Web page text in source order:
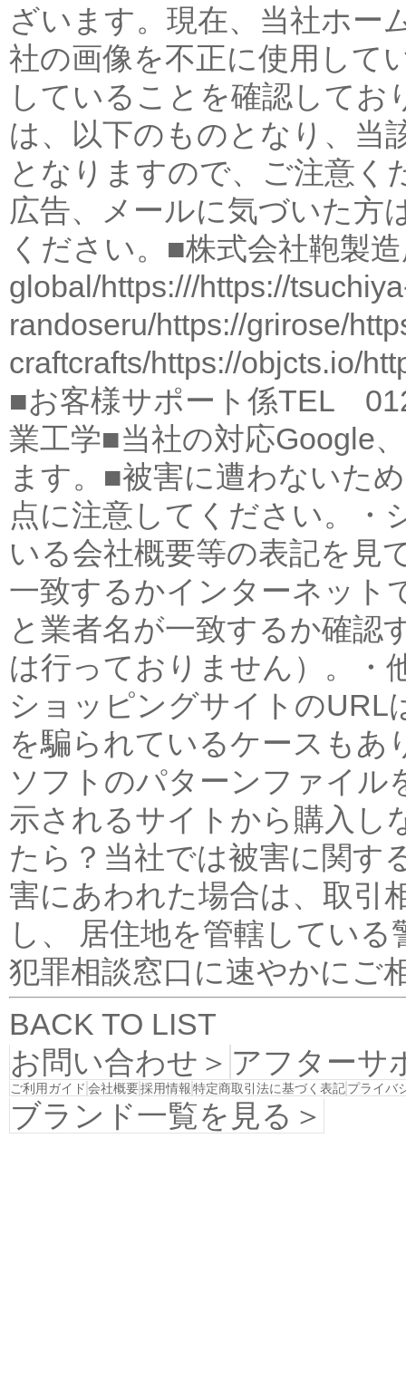
ざいます。現在、当社ホー
社の画像を不正に使用して
していることを確認してお
は、以下のものとなり、当
となりますので、ご注意く
広告、メールに気づいた方
ください。■株式会社鞄製
global/https:///https://
randoseru/https://grirose/
craftcrafts/https://objcts.io/
■お客様サポート係TEL
業工学■当社の対応Google
ます。■被害に遭わないた
点に注意してください。・
いる会社概要等の表記を見
一致するかインターネット
と業者名が一致するか確認
は行っておりません）。・
ショッピングサイトのURL
を騙られているケースもあ
ソフトのパターンファイル
示されるサイトから購入し
たら？当社では被害に関す
害にあわれた場合は、取引
し、 居住地を管轄してい
犯罪相談窓口に速やかにご
BACK TO LIST
お問い合わせ＞ アフターサ
ご利用ガイド 会社概要採用情報特定商取引法に基づく表記プライバ
ブランド一覧を見る＞